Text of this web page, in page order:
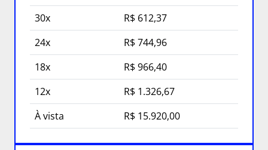
30x
R$ 612,37
24x
R$ 744,96
18x
R$ 966,40
12x
R$ 1.326,67
À vista
R$ 15.920,00